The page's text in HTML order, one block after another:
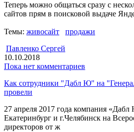
Теперь можно общаться сразу с
сайтов прям в поисковой выдаче
Темы: живосайт
продажи
Павленко Сергей
10.10.2018
Пока нет комментариев
Как сотрудники "Дабл Ю" на
провели
27 апреля 2017 года компания «Дабл
Екатеринбург и г.Челябинск на
директоров от ж